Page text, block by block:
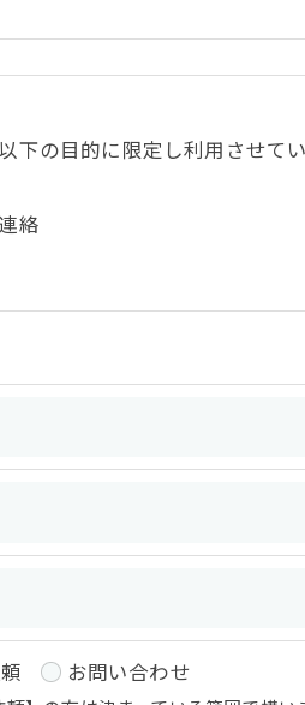
の目的に限定し利用させてい
絡
約等の措置をとり、適切な監
いよう、適切に安全管理対策
お問い合わせ